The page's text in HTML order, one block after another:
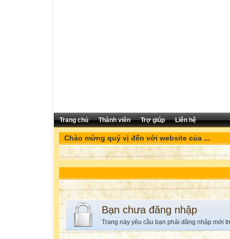
Trang chủ Thành viên Trợ giúp Liên hệ
Chào mừng quý vị đến với website của ...
Bạn chưa đăng nhập
Trang này yêu cầu bạn phải đăng nhập mới